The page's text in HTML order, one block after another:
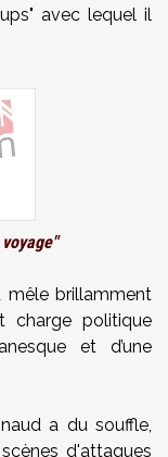
avec lequel il
mêle brillamment
charge politique
et d’une
a du souffle,
d'attaques